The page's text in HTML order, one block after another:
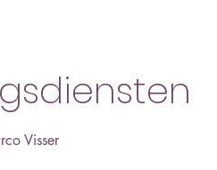
Visser